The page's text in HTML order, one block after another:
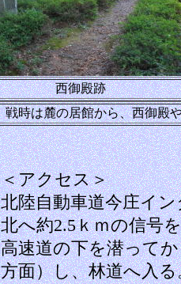
西御殿跡
戦時は麓の居館から、西御殿
＜アクセス＞
北陸自動車道今庄イ
北へ約2.5ｋｍの信号
高速道の下を潜って
方面）し、林道へ入